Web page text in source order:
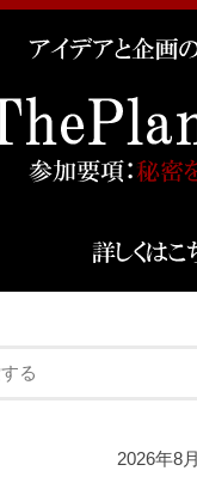
2026年8月